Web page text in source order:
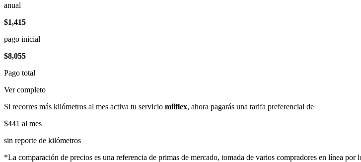
anual
$1,415
pago inicial
$8,055
Pago total
Ver completo
Si recorres más kilómetros al mes activa tu servicio miiflex, ahora pagarás una tarifa preferencial de
$441 al mes
sin reporte de kilómetros
*La comparación de precios es una referencia de primas de mercado, tomada de varios compradores en línea por